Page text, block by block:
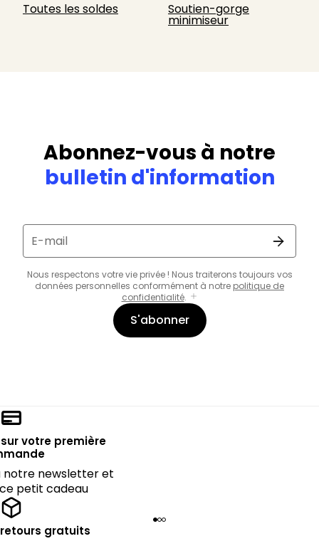
Toutes les soldes
Soutien-gorge
minimiseur
Abonnez-vous à notre
bulletin d'information
E-mail
Nous respectons votre vie privée ! Nous traiterons toujours vos
données personnelles conformément à notre politique de
confidentialité.
S'abonner
votre première
notre newsletter et
petit cadeau
gratuits